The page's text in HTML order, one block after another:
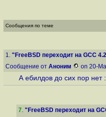
Сообщения по теме
1. "FreeBSD переходит на GCC
Сообщение от Аноним on 20-
А ебилдов до сих пор нет
7. "FreeBSD переходит на